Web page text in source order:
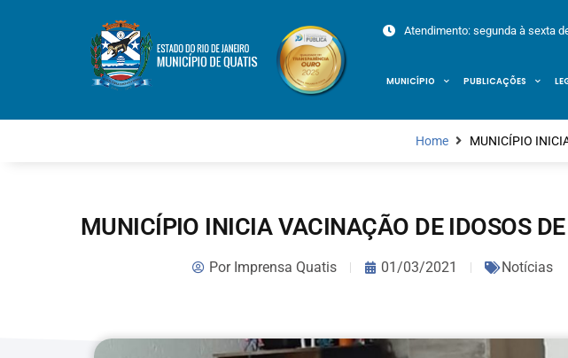
Atendimento: segunda à sexta
MUNICÍPIO PUBLICAÇÕES
Home MUNICÍPIO
MUNICÍPIO INICIA VACINAÇÃO DE IDOSOS
PorImprensa Quatis 01/03/2021 Notícias